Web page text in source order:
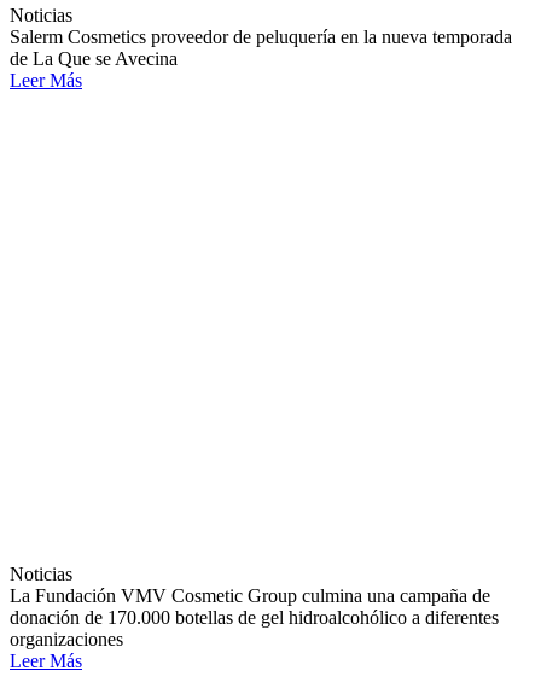
Noticias
Salerm Cosmetics proveedor de peluquería en la nueva temporada
de La Que se Avecina
Leer Más
Noticias
La Fundación VMV Cosmetic Group culmina una campaña de
donación de 170.000 botellas de gel hidroalcohólico a diferentes
organizaciones
Leer Más